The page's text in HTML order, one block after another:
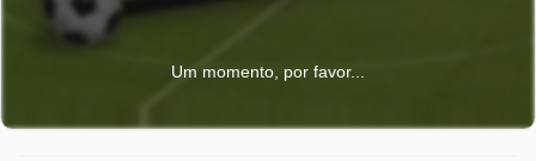
Um momento, por favor...